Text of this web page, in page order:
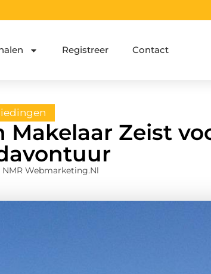
Registreer Contact
Zeist
Webmarketing.nl